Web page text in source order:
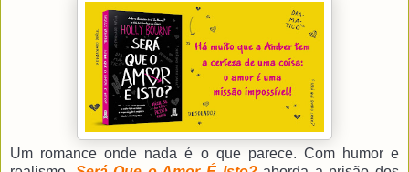
Um romance onde nada é o que parece. Com humor e